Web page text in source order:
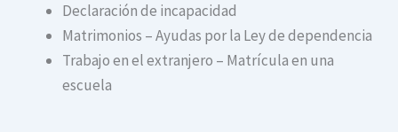
Declaración de incapacidad
Matrimonios – Ayudas por la Ley de dependencia
Trabajo en el extranjero – Matrícula en una
escuela